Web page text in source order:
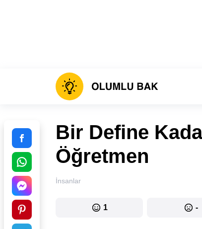
Bir Define
Öğretmen
İnsanlar
1 -